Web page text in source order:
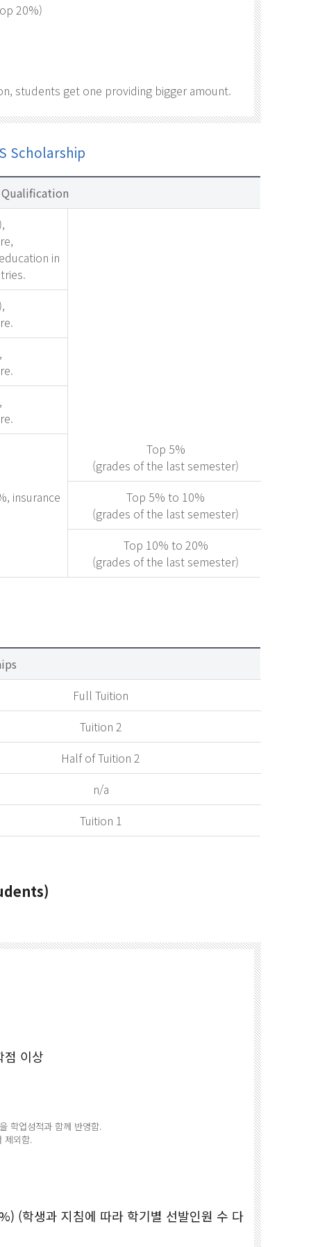
20%)
students get one providing bigger amount.
Scholarship
Qualification
in
insurance
Top 5%
(grades of the last semester)
Top 5% to 10%
(grades of the last semester)
Top 10% to 20%
(grades of the last semester)
Full Tuition
Tuition 2
Half of Tuition 2
n/a
Tuition 1
점 이상
학업성적과 함께 반영함.
제외함.
(학생과 지침에 따라 학기별 선발인원 수 다